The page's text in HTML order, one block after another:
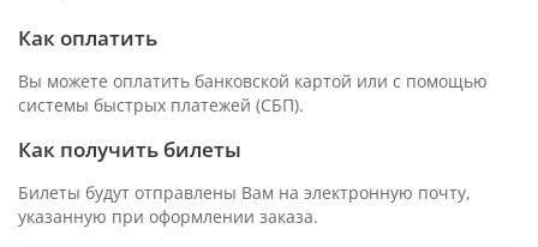
Как оплатить
Вы можете оплатить банковской картой или с помощью
системы быстрых платежей (СБП).
Как получить билеты
Билеты будут отправлены Вам на электронную почту,
указанную при оформлении заказа.